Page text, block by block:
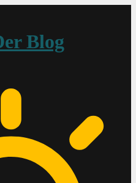
Blog